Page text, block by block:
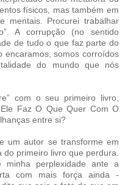
físicos, mas também em
mentais. Procurei trabalhar
A corrupção (no sentido
de tudo o que faz parte do
encaramos, somos corroídos
do mundo que nós
com o seu primeiro livro,
Faz O Que Quer Com O
entre si?
um autor se transforme em
primeiro livro que perdura.
perplexidade ante a
com mais força ainda -